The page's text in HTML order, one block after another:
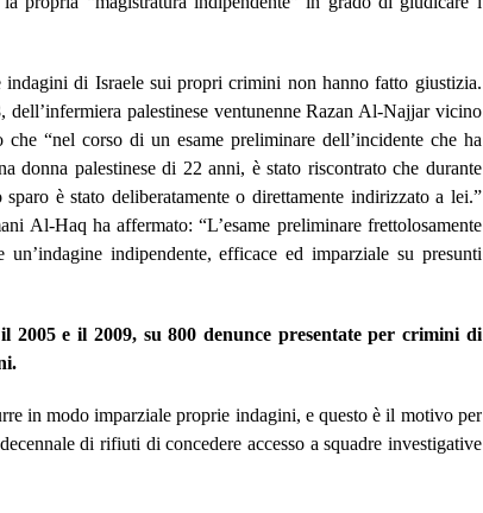
di Israele sui propri crimini non hanno fatto giustizia.
dell’infermiera palestinese ventunenne Razan Al-Najjar vicino
“nel corso di un esame preliminare dell’incidente che ha
palestinese di 22 anni, è stato riscontrato che durante
è stato deliberatamente o direttamente indirizzato a lei.”
Al-Haq ha affermato: “L’esame preliminare frettolosamente
indipendente, efficace ed imparziale su presunti
2005 e il 2009, su 800 denunce presentate per crimini di
in modo imparziale proprie indagini, e questo è il motivo per
di rifiuti di concedere accesso a squadre investigative